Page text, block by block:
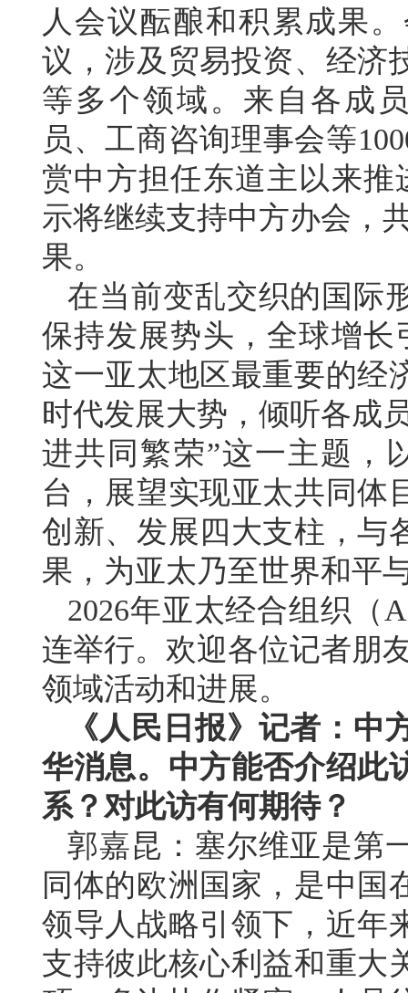
人会议酝酿和积累成果
议，涉及贸易投资、经济
等多个领域。来自各成
员、工商咨询理事会等
赏中方担任东道主以来推
示将继续支持中方办会，
果。
在当前变乱交织的国际
保持发展势头，全球增长
这一亚太地区最重要的经
时代发展大势，倾听各成
进共同繁荣”这一主题，
台，展望实现亚太共同体
创新、发展四大支柱，与
果，为亚太乃至世界和平
2026年亚太经合组织（
连举行。欢迎各位记者朋
领域活动和进展。
《人民日报》记者：
华消息。中方能否介绍此
系？对此访有何期待？
郭嘉昆：塞尔维亚是第
同体的欧洲国家，是中国
领导人战略引领下，近年
支持彼此核心利益和重大